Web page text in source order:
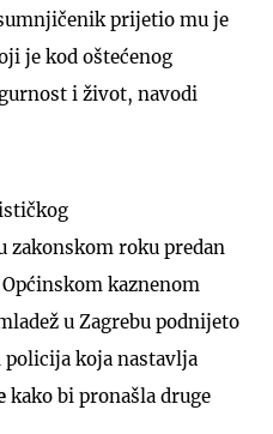
prijetio mu je
je kod oštećenog
i život, navodi
roku predan
kaznenom
u Zagrebu podnijeto
policija koja nastavlja
kako bi pronašla druge